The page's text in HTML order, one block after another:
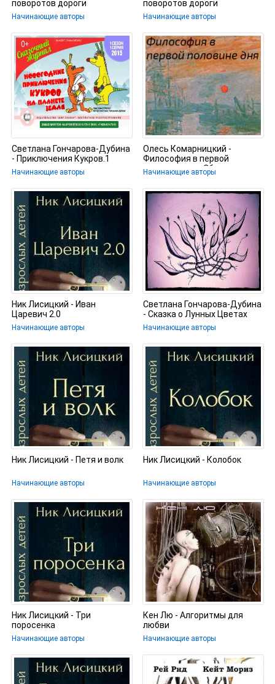
поворотов дороги
Начинающие авторы
поворотов дороги
Начинающие авторы
Светлана Гончарова-Дубина
- Приключения Кукров.1
серия.
Начинающие авторы
Олесь Комарницкий -
Философия в первой
половине дня. Сборник
стихотворений
Начинающие авторы
Ник Лисицкий - Иван
Царевич 2.0
Начинающие авторы
Светлана Гончарова-Дубина
- Сказка о Лунных Цветах
Начинающие авторы
Ник Лисицкий - Петя и волк
Начинающие авторы
Ник Лисицкий - Колобок
Начинающие авторы
Ник Лисицкий - Три
поросенка
Начинающие авторы
Кен Лю - Алгоритмы для
любви
Начинающие авторы